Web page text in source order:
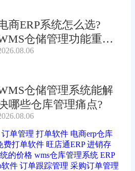
商ERP系统怎么选?
仓储管理功能重要
?
仓储管理系统能解
哪些仓库管理痛点?
订单管理 打单软件 电商erp仓库
费打单软件 旺店通ERP 进销存
的价格 wms仓库管理系统 ERP
软件 订单跟踪管理 采购订单管理